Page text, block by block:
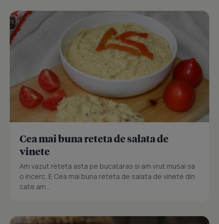
Cea mai buna reteta de salata de
vinete
Am vazut reteta asta pe bucataras si am vrut musai sa
o incerc. E Cea mai buna reteta de salata de vinete din
cate am...